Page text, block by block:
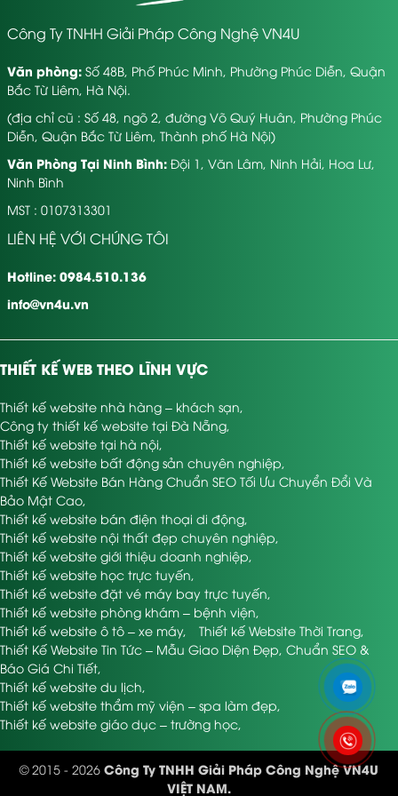
5. Các loại hình website
phổ biến tại Bắc Ninh
website phù hợp:
Website doanh nghiệp
xuất…
Ví dụ: Thiết kế website doanh nghiệp Bắc Ninh cho
công ty sản xuất cơ khí.
Website bán hàng
hợp thanh toán.
Ví dụ: Thiết kế website bán hàng Bắc Ninh cho cửa
hàng nội thất.
Website bất động sản: Đăng dự án, bộ lọc tìm kiếm,
bản đồ vị trí, booking lịch xem nhà.
Ví dụ: Thiết kế website bất động sản Bắc Ninh cho công
ty môi giới.
Website giáo dục: Giới thiệu trường học, khóa học,
đăng ký online, lịch học.
Ví dụ: Thiết kế website giáo dục Bắc Ninh cho trung tâm
tiếng Anh.
Website dịch vụ : Du lịch, khách sạn, nhà hàng, vận tải,
logistics… cần tích hợp đặt lịch, xem dịch vụ, báo giá.
Website cá nhân / blog: Portfolio, giới thiệu bản thân,
sản phẩm sáng tạo cá nhân.
Ví dụ: Thiết kế web cá nhân Bắc Ninh cho nhiếp ảnh
gia hoặc freelance designer.
Công Ty TNHH Giải Pháp Công Nghệ VN4U
Văn phòng: Số 48B, Phố Phúc Minh, Phường Phúc Diễn, Quận
Bắc Từ Liêm, Hà Nội.
(địa chỉ cũ : Số 48, ngõ 2, đường Võ Quý Huân, Phường Phúc
Diễn, Quận Bắc Từ Liêm, Thành phố Hà Nội)
Văn Phòng Tại Ninh Bình: Đội 1, Văn Lâm, Ninh Hải, Hoa Lư,
Ninh Bình
MST : 0107313301
LIÊN HỆ VỚI CHÚNG TÔI
Hotline: 0984.510.136
info@vn4u.vn
THIẾT KẾ WEB THEO LĨNH VỰC
Thiết kế website nhà hàng – khách sạn,
Công ty thiết kế website tại Đà Nẵng,
Thiết kế website tại hà nội,
Thiết kế website bất động sản chuyên nghiệp,
Thiết Kế Website Bán Hàng Chuẩn SEO Tối Ưu Chuyển Đổi Và
Bảo Mật Cao,
Thiết kế website bán điện thoại di động,
Thiết kế website nội thất đẹp chuyên nghiệp,
Thiết kế website giới thiệu doanh nghiệp,
Thiết kế website học trực tuyến,
Thiết kế website đặt vé máy bay trực tuyến,
Thiết kế website phòng khám – bệnh viện,
Thiết kế website ô tô – xe máy, Thiết kế Website Thời Trang,
Thiết Kế Website Tin Tức – Mẫu Giao Diện Đẹp, Chuẩn SEO &
Báo Giá Chi Tiết,
Thiết kế website du lịch,
Thiết kế website thẩm mỹ viện – spa làm đẹp,
Thiết kế website giáo dục – trường học,
© 2015 - 2026 Công Ty TNHH Giải Pháp Công Nghệ VN4U
VIỆT NAM.